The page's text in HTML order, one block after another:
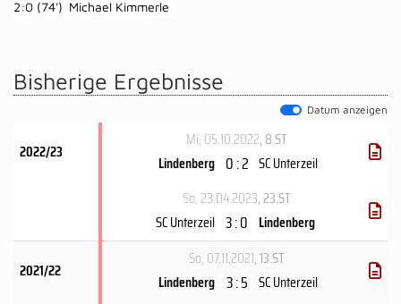
2:0 (74') Michael Kimmerle
Bisherige Ergebnisse
Datum anzeigen
2022/23
Mi, 05.10.2022, 8.ST
Lindenberg 0 : 2 SC Unterzeil
So, 23.04.2023, 23.ST
SC Unterzeil 3 : 0 Lindenberg
2021/22
So, 07.11.2021, 13.ST
Lindenberg 3 : 5 SC Unterzeil